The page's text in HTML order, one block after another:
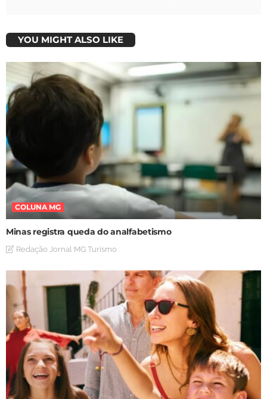
YOU MIGHT ALSO LIKE
COLUNA MG
Minas registra queda do analfabetismo
Redação Jornal MG Turismo